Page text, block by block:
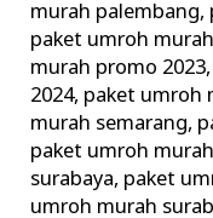
murah palembang,
paket umroh
murah promo 2023,
2024, paket umroh
murah semarang,
paket umroh
surabaya, paket
umroh murah